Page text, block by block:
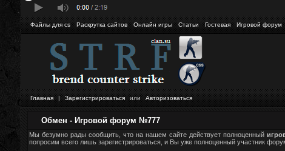
Файлы для cs Раскрутка сайтов Онлайн игры Статьи Гостевая Игровой форум
Главная | Зарегистрироваться или Авторизоваться
Обмен - Игровой форум №777
Мы безумно рады сообщить, что на нашем сайте действует полноценный
попросим всего лишь зарегистрироваться, и Вы уже полноценный участник